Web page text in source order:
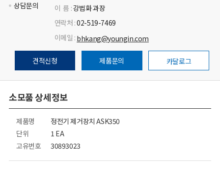
상담문의
이 름 :강법화 과장
연락처 :02-519-7469
이메일 : bhkang@youngin.com
견적신청 제품문의 카달로그
소모품 상세정보
제품명
정전기 제거장치 ASK350
단위
1 EA
고유번호
30893023